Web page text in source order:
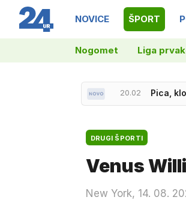
NOVICE ŠPORT
Nogomet Liga
20.02 Pica,
DRUGI ŠPORTI
Venus
New York, 14. 08.